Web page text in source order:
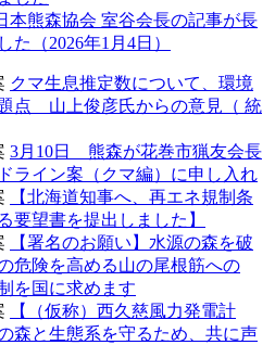
本熊森協会 室谷会長の記事が長
た（2026年1月4日）
クマ生息推定数について、環境
点 山上俊彦氏からの意見（ 統
3月10日 熊森が花巻市猟友会長
ライン案（クマ編）に申し入れ
【北海道知事へ、再エネ規制条
要望書を提出しました】
【署名のお願い】水源の森を破
危険を高める山の尾根筋への
を国に求めます
【（仮称）西久慈風力発電計
森と生態系を守るため、共に声